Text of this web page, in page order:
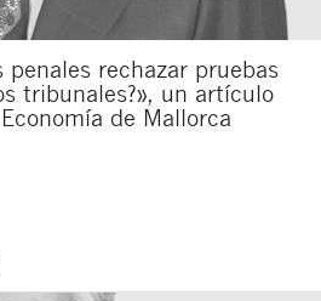
penales rechazar pruebas
tribunales?», un artículo
de Mallorca